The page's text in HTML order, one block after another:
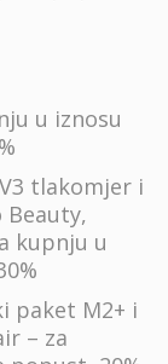
u iznosu
tlakomjer i
Beauty,
kupnju u
paket M2+ i
– za